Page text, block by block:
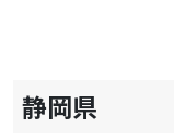
静岡県